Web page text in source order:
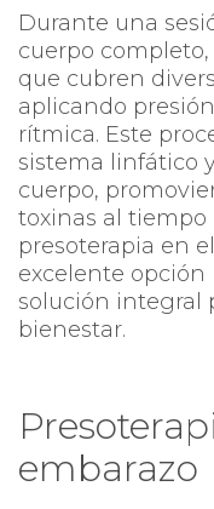
Durante una
cuerpo
que cubren
aplicando
rítmica. Este
sistema linfático
cuerpo,
toxinas al tiempo
presoterapia en
excelente opción
solución integral
bienestar.
embarazo